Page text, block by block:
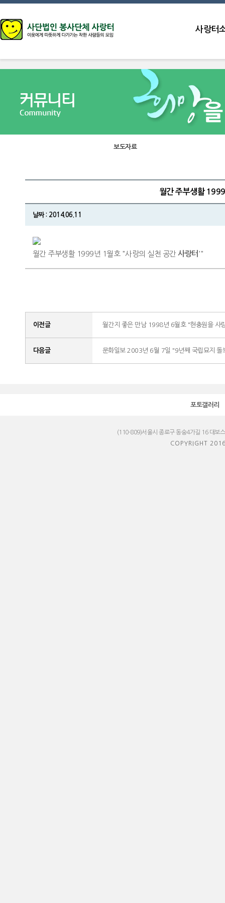
사랑터
보도자료
월간 주부생활
날짜 : 2014.06.11
월간 주부생활 1999년 1월호 "사랑의 실천 공간사랑터 '"
이전글 월간지 좋은 만남 1998년 6월호 "현충원을 사
다음글 문화일보 2003년 6월 7일 "9년째 국립묘지 돌
포토갤러리
(110-809)서울시 종로구 동숭4가길 16 대보
COPYRIGHT